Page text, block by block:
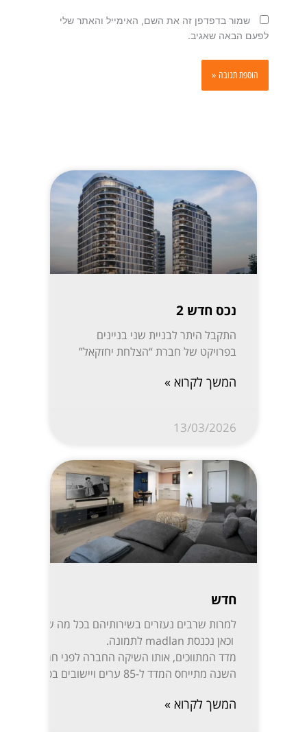
שמור בדפדפן זה את השם, האימייל והאתר שלי
לפעם הבאה שאגיב.
נכס חדש 2
התקבל היתר לבניית שני בניינים
בפרויקט של חברת “הצלחת יחזקאל”
המשך לקרוא »
13/03/2026
חדש
למרות שרבים נעזרים בשירותיהם בכל מה שקשור
וכאן נכנסת madlan לתמונה.
השנה מתייחס המדד ל-85 ערים ויישובים בפריסה נרחבת: ת”א-יפו, חיפה והקריות, ירושלים, רעננה, חולון-בת ים, ראשון לציון, באר שבע, נתניה, הרצליה, פתח תקווה-רמת גן, אזור השומרון, חדרה והסביבה, עמק יזרעאל, עוטף עזה ועוד. המידע מפורסם בשקיפות באתר מדלן וזמין בחינם לכל המעוניין.
המשך לקרוא »